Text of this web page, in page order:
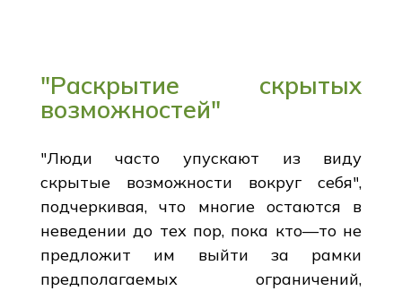
"Раскрытие скрытых
возможностей"
"Люди часто упускают из виду
скрытые возможности вокруг себя",
подчеркивая, что многие остаются в
неведении до тех пор, пока кто—то не
предложит им выйти за рамки
предполагаемых ограничений,